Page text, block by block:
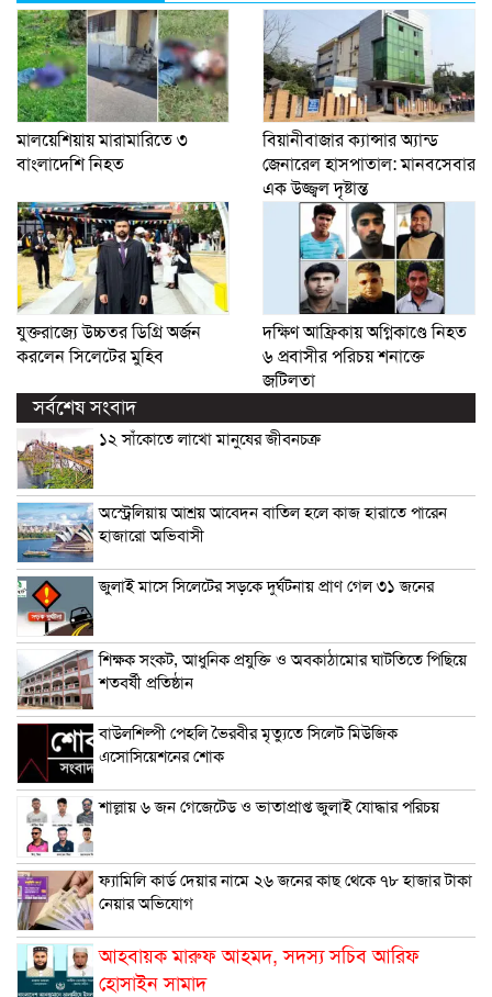
মালয়েশিয়ায় মারামারিতে ৩
বাংলাদেশি নিহত
বিয়ানীবাজার ক্যান্সার অ্যান্ড
জেনারেল হাসপাতাল: মানবসেবার
এক উজ্জ্বল দৃষ্টান্ত
যুক্তরাজ্যে উচ্চতর ডিগ্রি অর্জন
করলেন সিলেটের মুহিব
দক্ষিণ আফ্রিকায় অগ্নিকাণ্ডে নিহত
৬ প্রবাসীর পরিচয় শনাক্তে
জটিলতা
সর্বশেষ সংবাদ
১২ সাঁকোতে লাখো মানুষের জীবনচক্র
অস্ট্রেলিয়ায় আশ্রয় আবেদন বাতিল হলে কাজ হারাতে পারেন
হাজারো অভিবাসী
জুলাই মাসে সিলেটের সড়কে দুর্ঘটনায় প্রাণ গেল ৩১ জনের
শিক্ষক সংকট, আধুনিক প্রযুক্তি ও অবকাঠামোর ঘাটতিতে পিছিয়ে
শতবর্ষী প্রতিষ্ঠান
বাউলশিল্পী পেহলি ভৈরবীর মৃত্যুতে সিলেট মিউজিক
এসোসিয়েশনের শোক
শাল্লায় ৬ জন গেজেটেড ও ভাতাপ্রাপ্ত জুলাই যোদ্ধার পরিচয়
ফ্যামিলি কার্ড দেয়ার নামে ২৬ জনের কাছ থেকে ৭৮ হাজার টাকা
নেয়ার অভিযোগ
আহবায়ক মারুফ আহমদ, সদস্য সচিব আরিফ
হোসাইন সামাদ